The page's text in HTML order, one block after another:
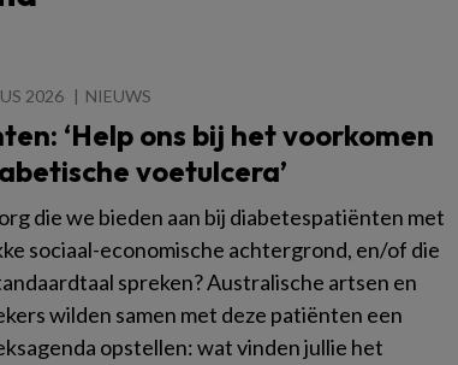
2026 NIEUWS
‘Help ons bij het voorkomen
voetulcera’
die we bieden aan bij diabetespatiënten met
sociaal-economische achtergrond, en/of die
spreken? Australische artsen en
wilden samen met deze patiënten een
opstellen: wat vinden jullie het